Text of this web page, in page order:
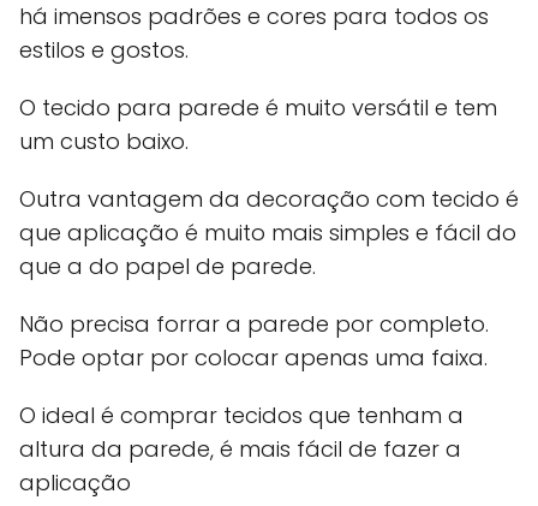
há imensos padrões e cores para todos os
estilos e gostos.
O tecido para parede é muito versátil e tem
um custo baixo.
Outra vantagem da decoração com tecido é
que aplicação é muito mais simples e fácil do
que a do papel de parede.
Não precisa forrar a parede por completo.
Pode optar por colocar apenas uma faixa.
O ideal é comprar tecidos que tenham a
altura da parede, é mais fácil de fazer a
aplicação